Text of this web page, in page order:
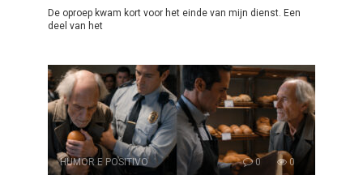
De oproep kwam kort voor het einde van mijn dienst. Een
deel van het
HUMOR E POSITIVO 0 0